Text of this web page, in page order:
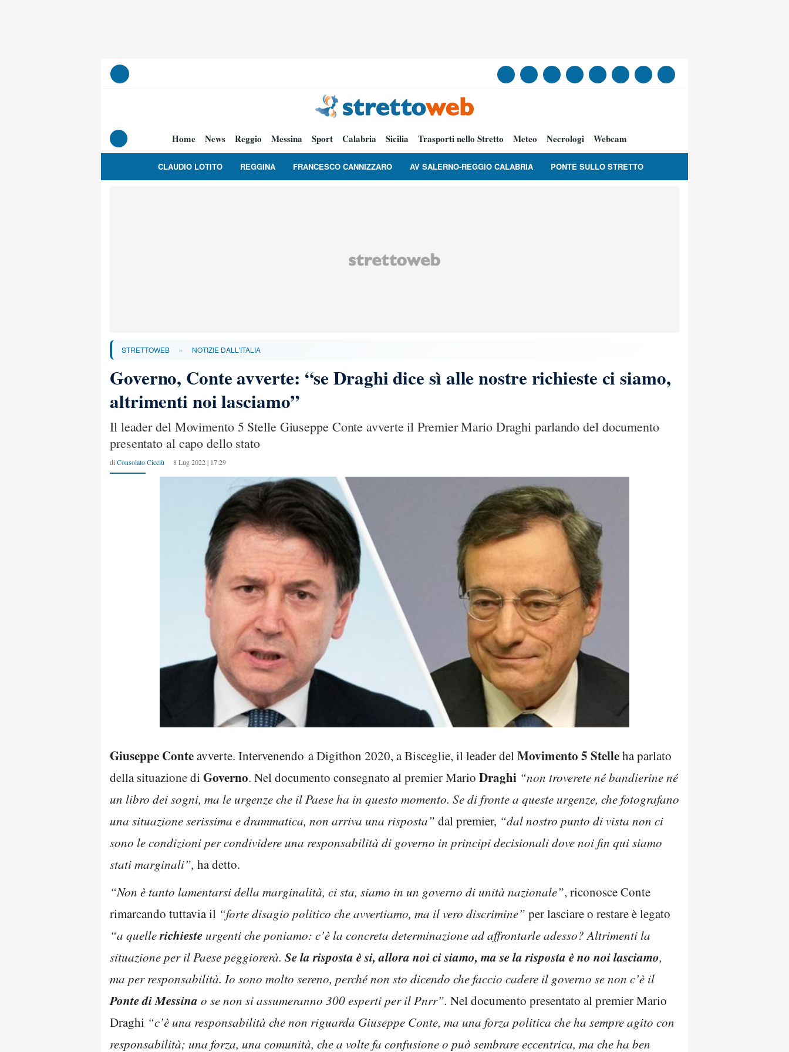
Home News Reggio Messina Sport Calabria Sicilia Trasporti nello Stretto Meteo Necrologi Webcam
CLAUDIO LOTITO REGGINA FRANCESCO CANNIZZARO AV SALERNO-REGGIO CALABRIA PONTE SULLO STRETTO
STRETTOWEB » NOTIZIE DALL'ITALIA
Governo, Conte avverte: “se Draghi dice sì alle nostre richieste ci siamo,
altrimenti noi lasciamo”
Il leader del Movimento 5 Stelle Giuseppe Conte avverte il Premier Mario Draghi parlando del documento
presentato al capo dello stato
di Consolato Cicciù 8 Lug 2022 | 17:29
Giuseppe Conteavverte. Intervenendo a Digithon 2020, a Bisceglie, il leader delMovimento 5 Stelleha parlato
della situazione di Governo. Nel documento consegnato al premier Mario Draghi “non troverete né bandierine né
un libro dei sogni, ma le urgenze che il Paese ha in questo momento. Se di fronte a queste urgenze, che fotografano
una situazione serissima e drammatica, non arriva una risposta” dal premier, “dal nostro punto di vista non ci
sono le condizioni per condividere una responsabilità di governo in principi decisionali dove noi fin qui siamo
stati marginali”, ha detto.
“Non è tanto lamentarsi della marginalità, ci sta, siamo in un governo di unità nazionale”, riconosce Conte
rimarcando tuttavia il “forte disagio politico che avvertiamo, ma il vero discrimine” per lasciare o restare è legato
“a quellerichieste urgenti che poniamo: c’è la concreta determinazione ad affrontarle adesso? Altrimenti la
situazione per il Paese peggiorerà. Se la risposta è si, allora noi ci siamo, ma se la risposta è no noi lasciamo,
ma per responsabilità. Io sono molto sereno, perché non sto dicendo che faccio cadere il governo se non c’è il
Ponte di Messina o se non si assumeranno 300 esperti per il Pnrr”. Nel documento presentato al premier Mario
Draghi “c’è una responsabilità che non riguarda Giuseppe Conte, ma una forza politica che ha sempre agito con
responsabilità; una forza, una comunità, che a volte fa confusione o può sembrare eccentrica, ma che ha ben